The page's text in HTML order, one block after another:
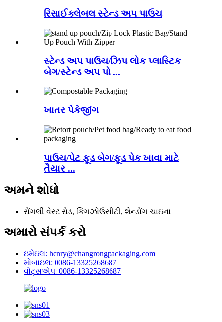
રિસાઈક્લેબલ સ્ટેન્ડ અપ પાઉચ
સ્ટેન્ડ અપ પાઉચ/ઝિપ લોક પ્લાસ્ટિક
બેગ/સ્ટેન્ડ અપ પો ...
ખાતર પેકેજીંગ
પાઉચ/પેટ ફૂડ બેગ/ફૂડ પેક ખાવા માટે
તૈયાર ...
અમને શોધો
રોંગલી વેસ્ટ રોડ, કિંગઝોઉસીટી, શેન્ડોંગ ચાઇના
અમારો સંપર્ક કરો
ઇમેઇલ: henry@changrongpackaging.com
મોબાઇલ: 0086-13325268687
વોટ્સએપ: 0086-13325268687